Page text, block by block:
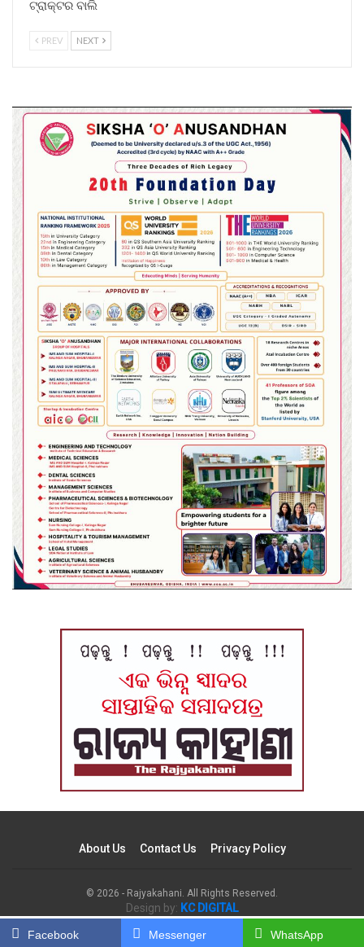
ଟ୍ରାକ୍ଟର ବାଲି
PREV NEXT
About Us Contact Us Privacy Policy
© 2026 - Rajyakahani. All Rights Reserved.
Design by: KC DIGITAL
Facebook Messenger WhatsApp